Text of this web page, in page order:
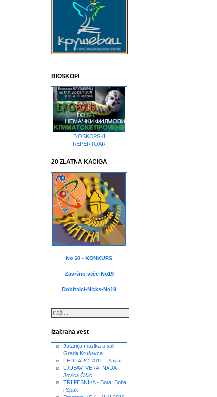
BIOSKOPI
BIOSKOPSKI
REPERTOAR
20 ZLATNA KACIGA
No 20 - KONKURS
Završno veče-No19
Dobitnici-Nicks-No19
Izabrana vest
Jutarnja muzika u sali
Grada Kruševca
FEDRARO 2011 - Plakat
LJUBAV, VERA, NADA -
Jovica Čičić
TRI PESNIKA - Bora, Boba
i Spale